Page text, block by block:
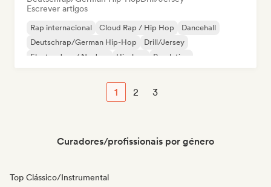
Escrever artigos
Rap internacional Cloud Rap / Hip Hop
Dancehall
Deutschrap/German Hip-Hop
Drill/Jersey
Electro Jazz / Nu Jazz
Hip-hop Pop latino
1 2 3
Curadores/profissionais por género
Top Clássico/Instrumental